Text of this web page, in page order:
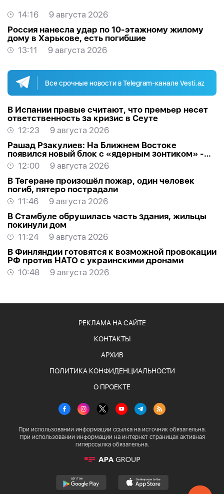
14:16
9 августа 2026
Россия нанесла удар по 10-этажному жилому
дому в Харькове, есть погибшие
13:11
9 августа 2026
Все срочные новости в Telegram-канале Vesti.az
В Испании правые считают, что премьер несет
ответственность за кризис в Сеуте
12:23
9 августа 2026
Рашад Рзакулиев: На Ближнем Востоке
появился новый блок с «ядерным зонтиком» -
МНЕНИЕ ЭКСПЕРТА
12:00
9 августа 2026
В Тегеране произошёл пожар, один человек
погиб, пятеро пострадали
11:46
9 августа 2026
В Стамбуле обрушилась часть здания, жильцы
покинули дом
11:24
9 августа 2026
В Финляндии готовятся к возможной провокации
РФ против НАТО с украинскими дронами
10:48
9 августа 2026
РЕКЛАМА НА САЙТЕ
КОНТАКТЫ
АРХИВ
ПОЛИТИКА КОНФИДЕНЦИАЛЬНОСТИ
О ПРОЕКТЕ
При использовании информации ссылка на источник обязательна.
При использовании информации на интернет страницах активная
гиперссылка обязательна.